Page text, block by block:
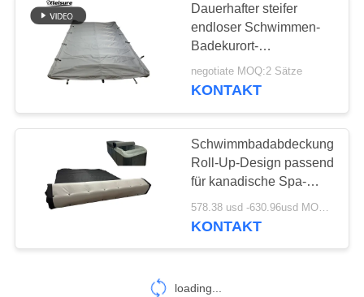
REFERENZEN
SITEMAP
PRIVACY
Dauerhafter steifer
endloser Schwimmen-
Badekurort-
Abdeckungs-Rechteck-
heiße Wannen-Deckel
negotiate MOQ:2 Sätze
KONTAKT
Schwimmbadabdeckung
Roll-Up-Design passend
für kanadische Spa-
Marken für Outdoor-
Schwimmbecken
KONTAKT
loading...